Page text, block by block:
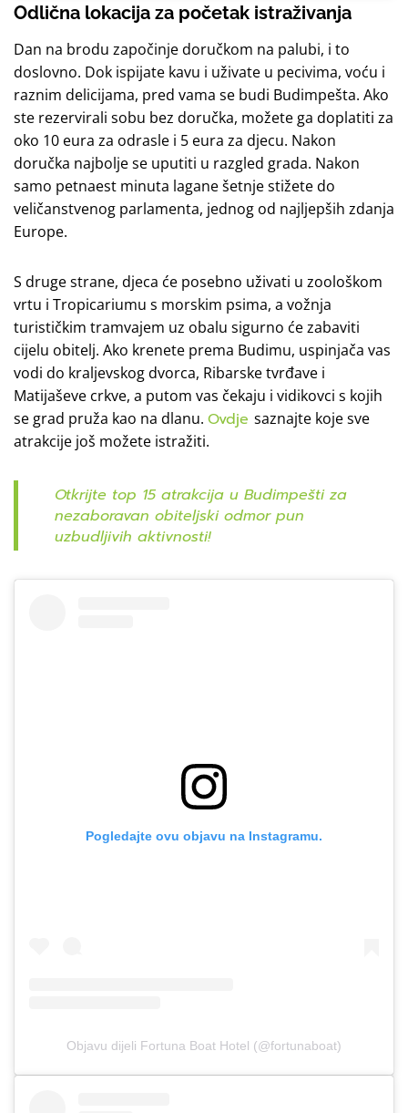
Odlična lokacija za početak istraživanja
Dan na brodu započinje doručkom na palubi, i to
doslovno. Dok ispijate kavu i uživate u pecivima, voću i
raznim delicijama, pred vama se budi Budimpešta. Ako
ste rezervirali sobu bez doručka, možete ga doplatiti za
oko 10 eura za odrasle i 5 eura za djecu. Nakon
doručka najbolje se uputiti u razgled grada. Nakon
samo petnaest minuta lagane šetnje stižete do
veličanstvenog parlamenta, jednog od najljepših zdanja
Europe.
S druge strane, djeca će posebno uživati u zoološkom
vrtu i Tropicariumu s morskim psima, a vožnja
turističkim tramvajem uz obalu sigurno će zabaviti
cijelu obitelj. Ako krenete prema Budimu, uspinjača vas
vodi do kraljevskog dvorca, Ribarske tvrđave i
Matijaševe crkve, a putom vas čekaju i vidikovci s kojih
se grad pruža kao na dlanu. Ovdje saznajte koje sve
atrakcije još možete istražiti.
Otkrijte top 15 atrakcija u Budimpešti za
nezaboravan obiteljski odmor pun
uzbudljivih aktivnosti!
Pogledajte ovu objavu na Instagramu.
Objavu dijeli Fortuna Boat Hotel (@fortunaboat)